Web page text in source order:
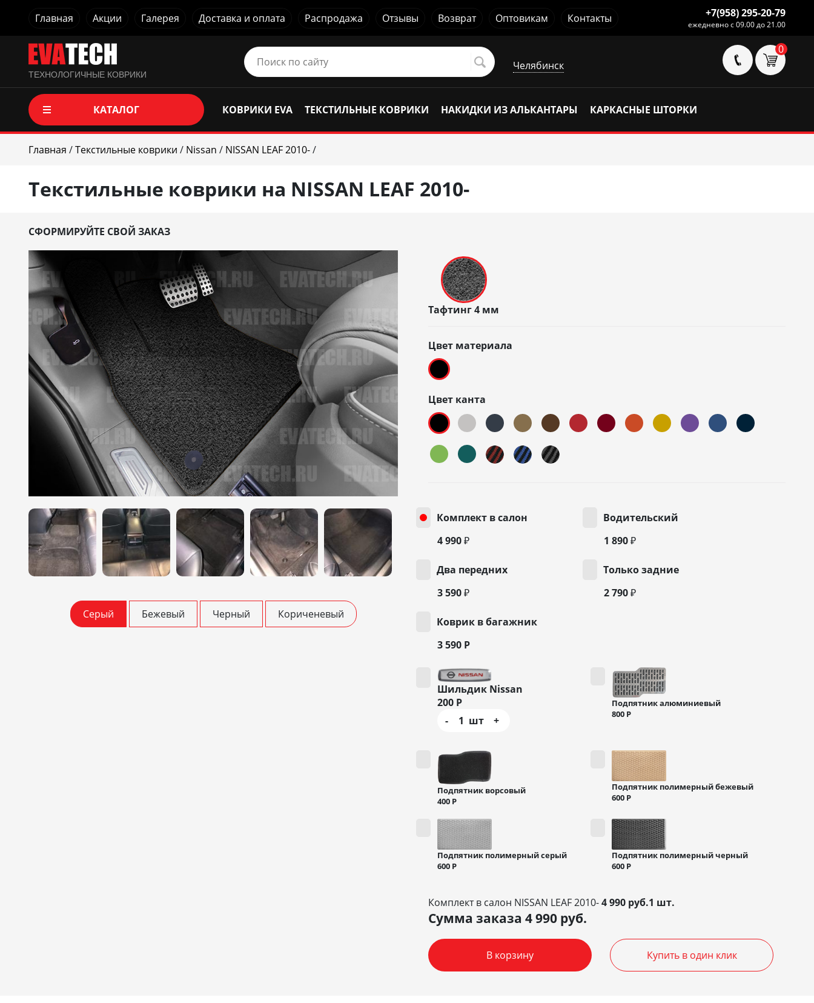
Главная Акции Галерея Доставка и оплата Распродажа Отзывы Возврат Оптовикам Контакты +7(958) 295-20-79
ежедневно с 09.00 до 21.00
ТЕХНОЛОГИЧНЫЕ КОВРИКИ
Челябинск
0
КАТАЛОГ КОВРИКИ EVA ТЕКСТИЛЬНЫЕ КОВРИКИ НАКИДКИ ИЗ АЛЬКАНТАРЫ КАРКАСНЫЕ ШТОРКИ
Главная /Текстильные коврики / Nissan / NISSAN LEAF 2010-/
Текстильные коврики на NISSAN LEAF 2010-
СФОРМИРУЙТЕ СВОЙ ЗАКАЗ
Серый Бежевый Черный Кориченевый
Тафтинг 4 мм
Цвет материала
Цвет канта
Комплект в салон
4 990 ₽
Водительский
1 890 ₽
Два передних
3 590 ₽
Только задние
2 790 ₽
Коврик в багажник
3 590 Р
Шильдик Nissan
200 Р
-
1 шт +
Подпятник алюминиевый
800 Р
Подпятник ворсовый
400 Р
Подпятник полимерный бежевый
600 Р
Подпятник полимерный серый
600 Р
Подпятник полимерный черный
600 Р
Комплект в салон NISSAN LEAF 2010-4 990 руб.1 шт.
Сумма заказа 4 990 руб.
В корзину Купить в один клик